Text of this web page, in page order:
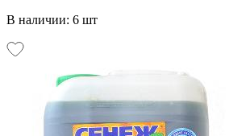
В наличии: 6 шт